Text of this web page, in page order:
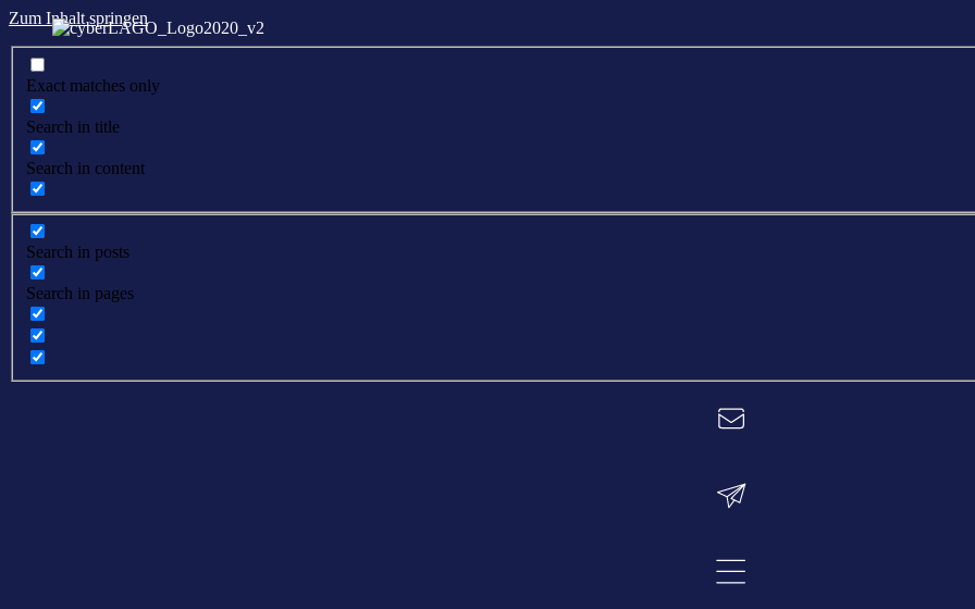
Zum Inhalt springen
Exact matches only
Search in title
Search in content
Search in posts
Search in pages